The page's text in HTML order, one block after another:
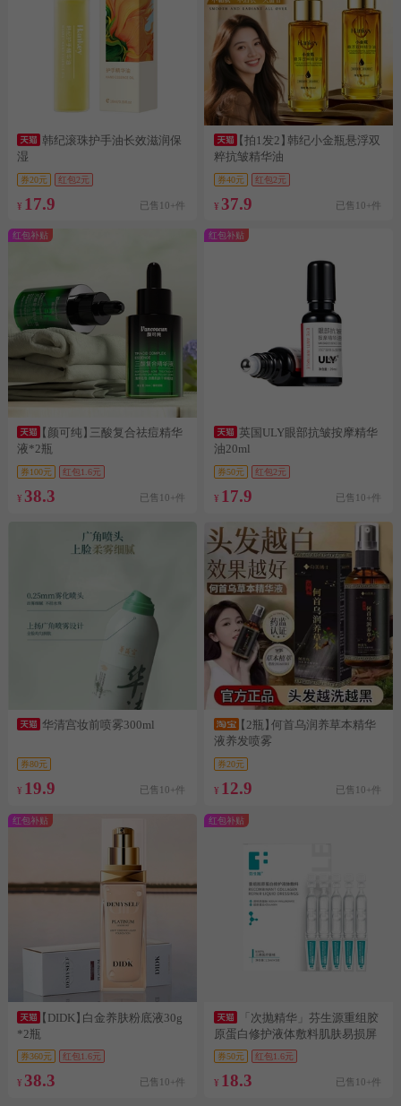
韩纪滚珠护手油长效滋润保
湿
券20元 红包2元
¥ 17.9 已售10+件
【拍1发2】韩纪小金瓶悬浮双
粹抗皱精华油
券40元 红包2元
¥ 37.9 已售10+件
红包补贴
【颜可纯】三酸复合祛痘精华
液*2瓶
券100元 红包1.6元
¥ 38.3 已售10+件
红包补贴
英国ULY眼部抗皱按摩精华
油20ml
券50元 红包2元
¥ 17.9 已售10+件
华清宫妆前喷雾300ml
券80元
¥ 19.9 已售10+件
【2瓶】何首乌润养草本精华
液养发喷雾
券20元
¥ 12.9 已售10+件
红包补贴
【DIDK】白金养肤粉底液30g
*2瓶
券360元 红包1.6元
¥ 38.3 已售10+件
红包补贴
「次抛精华」芬生源重组胶
原蛋白修护液体敷料肌肤易损屏
障受损
券50元 红包1.6元
¥ 18.3 已售10+件